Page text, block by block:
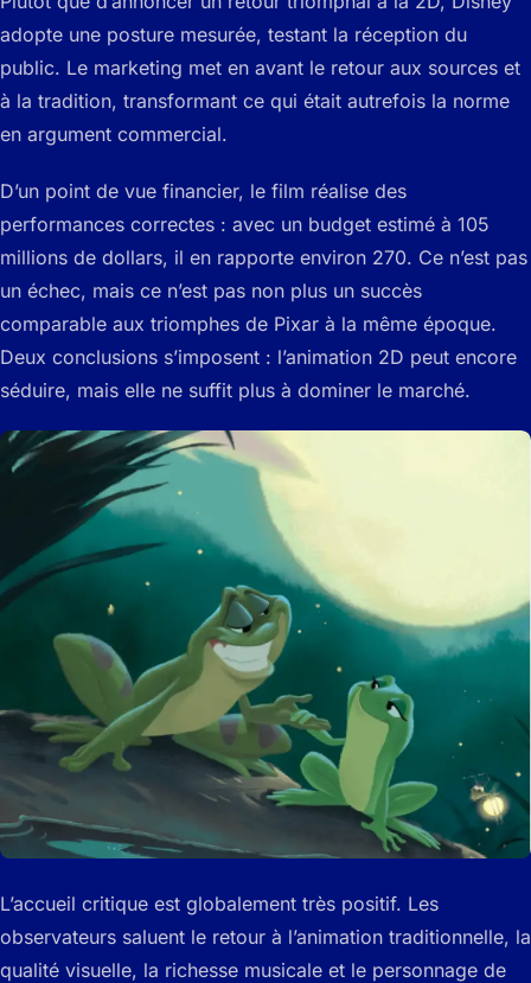
adopte une posture mesurée, testant la réception du
public. Le marketing met en avant le retour aux sources et
à la tradition, transformant ce qui était autrefois la norme
en argument commercial.
D’un point de vue financier, le film réalise des
performances correctes : avec un budget estimé à 105
millions de dollars, il en rapporte environ 270. Ce n’est pas
un échec, mais ce n’est pas non plus un succès
comparable aux triomphes de Pixar à la même époque.
Deux conclusions s’imposent : l’animation 2D peut encore
séduire, mais elle ne suffit plus à dominer le marché.
L’accueil critique est globalement très positif. Les
observateurs saluent le retour à l’animation traditionnelle, la
qualité visuelle, la richesse musicale et le personnage de